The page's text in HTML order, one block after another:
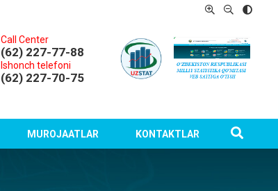
Call Center
(62) 227-77-88
Ishonch telefoni
(62) 227-70-75
MUROJAATLAR KONTAKTLAR